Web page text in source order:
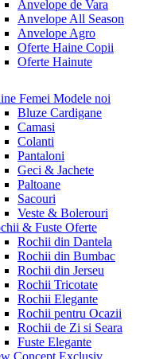
Anvelope de Vara
Anvelope All Season
Anvelope Agro
Oferte Haine Copii
Oferte Hainute
Femei Modele noi
Bluze Cardigane
Camasi
Colanti
Pantaloni
Geci & Jachete
Paltoane
Sacouri
Veste & Bolerouri
& Fuste Oferte
Rochii din Dantela
Rochii din Bumbac
Rochii din Jerseu
Rochii Tricotate
Rochii Elegante
Rochii pentru Ocazii
Rochii de Zi si Seara
Fuste Elegante
Concept Exclusiv